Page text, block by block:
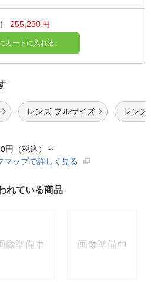
255,280 円
カートに入れる
レンズ フルサイズ レンズ
（税込）～
マップで詳しく見る
れている商品